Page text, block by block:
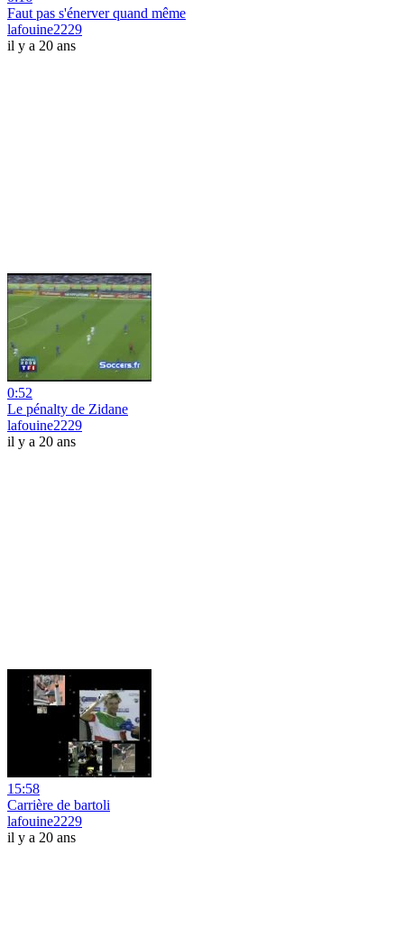
Faut pas s'énerver quand même
lafouine2229
il y a 20 ans
0:52
Le pénalty de Zidane
lafouine2229
il y a 20 ans
15:58
Carrière de bartoli
lafouine2229
il y a 20 ans